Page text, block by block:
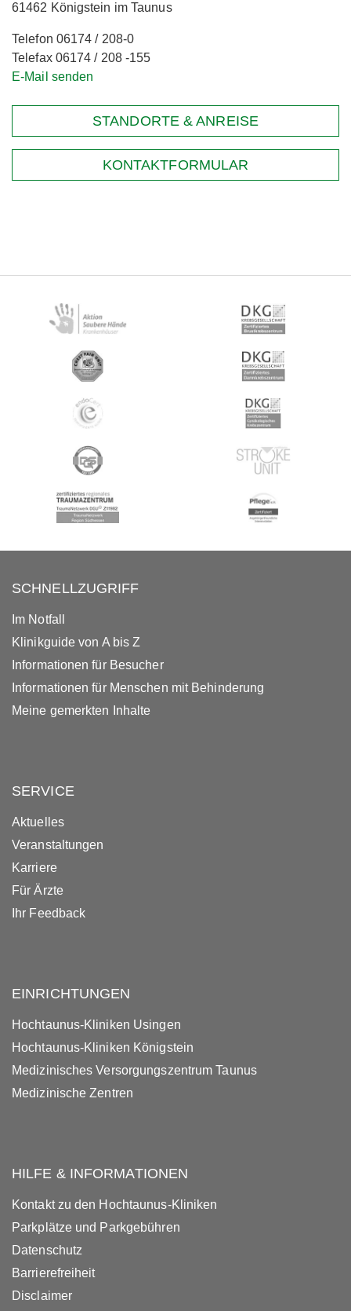
61462 Königstein im Taunus
Telefon 06174 / 208-0
Telefax 06174 / 208 -155
E-Mail senden
STANDORTE & ANREISE
KONTAKTFORMULAR
SCHNELLZUGRIFF
Im Notfall
Klinikguide von A bis Z
Informationen für Besucher
Informationen für Menschen mit Behinderung
Meine gemerkten Inhalte
SERVICE
Aktuelles
Veranstaltungen
Karriere
Für Ärzte
Ihr Feedback
EINRICHTUNGEN
Hochtaunus-Kliniken Usingen
Hochtaunus-Kliniken Königstein
Medizinisches Versorgungszentrum Taunus
Medizinische Zentren
HILFE & INFORMATIONEN
Kontakt zu den Hochtaunus-Kliniken
Parkplätze und Parkgebühren
Datenschutz
Barrierefreiheit
Disclaimer